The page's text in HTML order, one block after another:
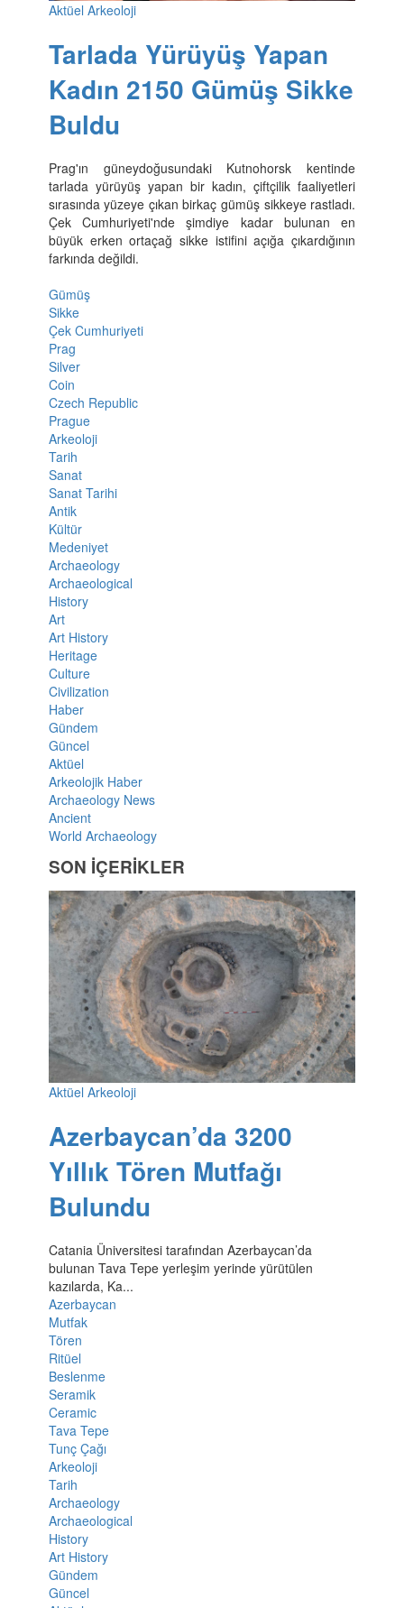
Aktüel Arkeoloji
Tarlada Yürüyüş Yapan
Kadın 2150 Gümüş Sikke
Buldu
Prag'ın güneydoğusundaki Kutnohorsk kentinde
tarlada yürüyüş yapan bir kadın, çiftçilik faaliyetleri
sırasında yüzeye çıkan birkaç gümüş sikkeye rastladı.
Çek Cumhuriyeti'nde şimdiye kadar bulunan en
büyük erken ortaçağ sikke istifini açığa çıkardığının
farkında değildi.
Gümüş
Sikke
Çek Cumhuriyeti
Prag
Silver
Coin
Czech Republic
Prague
Arkeoloji
Tarih
Sanat
Sanat Tarihi
Antik
Kültür
Medeniyet
Archaeology
Archaeological
History
Art
Art History
Heritage
Culture
Civilization
Haber
Gündem
Güncel
Aktüel
Arkeolojik Haber
Archaeology News
Ancient
World Archaeology
SON İÇERİKLER
Aktüel Arkeoloji
Azerbaycan’da 3200
Yıllık Tören Mutfağı
Bulundu
Catania Üniversitesi tarafından Azerbaycan’da
bulunan Tava Tepe yerleşim yerinde yürütülen
kazılarda, Ka...
Azerbaycan
Mutfak
Tören
Ritüel
Beslenme
Seramik
Ceramic
Tava Tepe
Tunç Çağı
Arkeoloji
Tarih
Archaeology
Archaeological
History
Art History
Gündem
Güncel